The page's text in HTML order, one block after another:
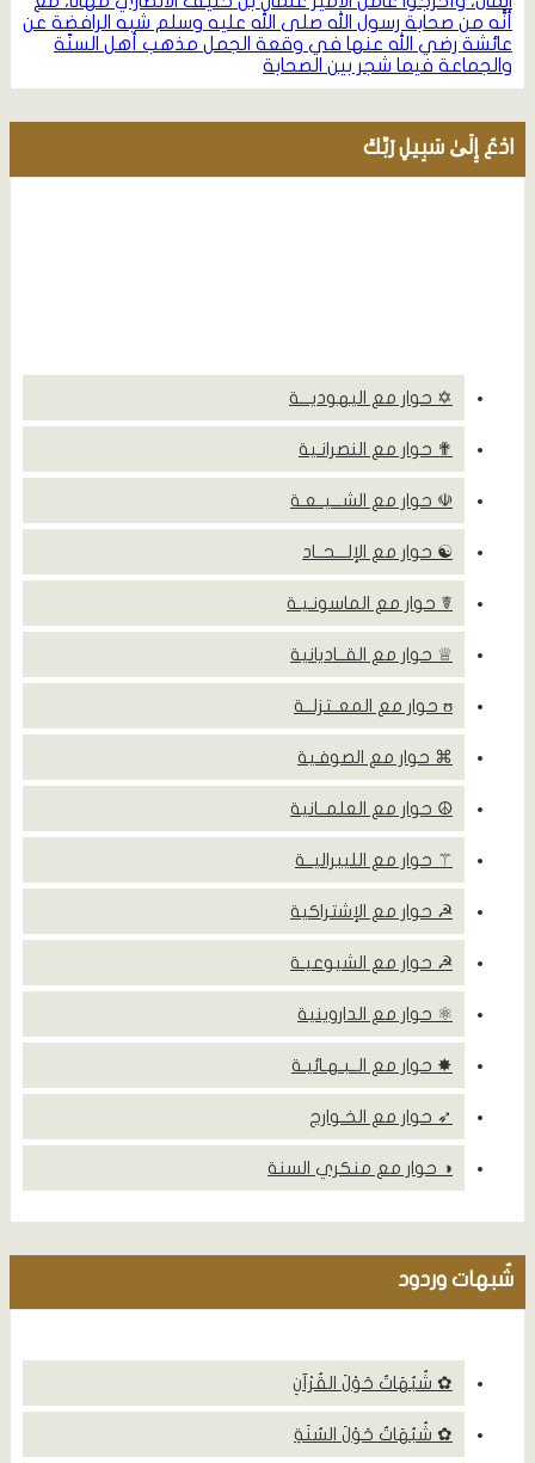
أنَّه من صحابة رسول الله صلى الله عليه وسلم شبه الرافضة عن
عائشة رضي الله عنها في وقعة الجمل مذهب أهل السنّة
والجماعة فيما شجر بين الصحابة
ادْعُ إِلَىٰ سَبِيلِ رَبِّكَ
✡ حوار مع اليهوديـــة
✟ حوار مع النصرانـية
☫ حوار مع الشـــيــعـة
☯ حوار مع الإلـــحــاد
☤ حوار مع الماسونـيـة
♕ حوار مع القــاديانية
ʊ حوار مع المعــتزلــة
⌘ حوار مع الصوفـية
☮ حوار مع العلمــانية
⚚ حوار مع الليبراليــة
☭ حوار مع الإشتراكية
☭ حوار مع الشيوعيـة
⚛ حوار مع الداروينية
✸ حوار مع الــبـهـائيـة
➶ حوار مع الخـوارج
◑ حوار مع منكري السنة
شٌبهات وردود
✿ شُبُهَاتٌ حَوْلَ القُرْآنِ
✿ شُبُهَاتٌ حَوْلَ السُنَةِ